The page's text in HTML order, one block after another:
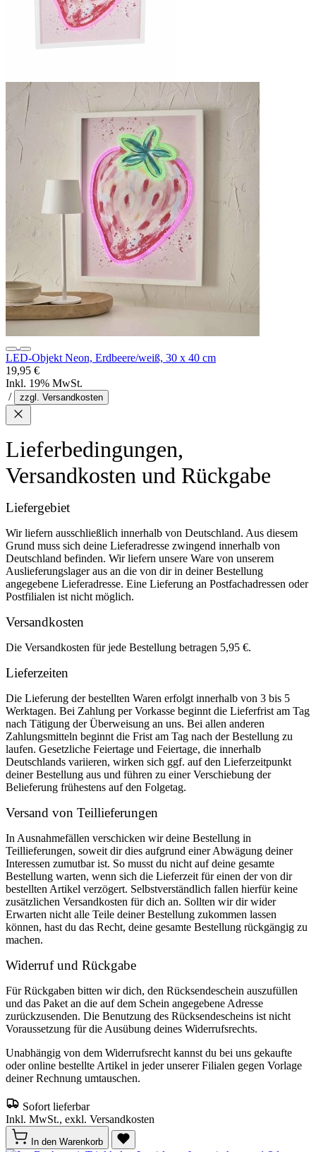
LED-Objekt Neon, Erdbeere/weiß, 30 x 40 cm
19,95 €
Inkl. 19% MwSt.
/
zzgl. Versandkosten
Lieferbedingungen,
Versandkosten und Rückgabe
Liefergebiet
Wir liefern ausschließlich innerhalb von Deutschland. Aus diesem
Grund muss sich deine Lieferadresse zwingend innerhalb von
Deutschland befinden. Wir liefern unsere Ware von unserem
Auslieferungslager aus an die von dir in deiner Bestellung
angegebene Lieferadresse. Eine Lieferung an Postfachadressen oder
Postfilialen ist nicht möglich.
Versandkosten
Die Versandkosten für jede Bestellung betragen 5,95 €.
Lieferzeiten
Die Lieferung der bestellten Waren erfolgt innerhalb von 3 bis 5
Werktagen. Bei Zahlung per Vorkasse beginnt die Lieferfrist am Tag
nach Tätigung der Überweisung an uns. Bei allen anderen
Zahlungsmitteln beginnt die Frist am Tag nach der Bestellung zu
laufen. Gesetzliche Feiertage und Feiertage, die innerhalb
Deutschlands variieren, wirken sich ggf. auf den Lieferzeitpunkt
deiner Bestellung aus und führen zu einer Verschiebung der
Belieferung frühestens auf den Folgetag.
Versand von Teillieferungen
In Ausnahmefällen verschicken wir deine Bestellung in
Teillieferungen, soweit dir dies aufgrund einer Abwägung deiner
Interessen zumutbar ist. So musst du nicht auf deine gesamte
Bestellung warten, wenn sich die Lieferzeit für einen der von dir
bestellten Artikel verzögert. Selbstverständlich fallen hierfür keine
zusätzlichen Versandkosten für dich an. Sollten wir dir wider
Erwarten nicht alle Teile deiner Bestellung zukommen lassen
können, hast du das Recht, deine gesamte Bestellung rückgängig zu
machen.
Widerruf und Rückgabe
Für Rückgaben bitten wir dich, den Rücksendeschein auszufüllen
und das Paket an die auf dem Schein angegebene Adresse
zurückzusenden. Die Benutzung des Rücksendescheins ist nicht
Voraussetzung für die Ausübung deines Widerrufsrechts.
Unabhängig von dem Widerrufsrecht kannst du bei uns gekaufte
oder online bestellte Artikel in jeder unserer Filialen gegen Vorlage
deiner Rechnung umtauschen.
Sofort lieferbar
Inkl. MwSt., exkl. Versandkosten
In den Warenkorb